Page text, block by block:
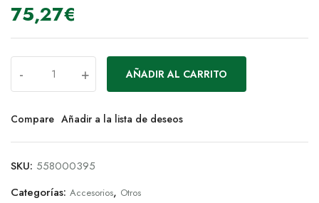
75,27€
- + AÑADIR AL CARRITO
Compare Añadir a la lista de deseos
SKU: 558000395
Categorías: Accesorios, Otros